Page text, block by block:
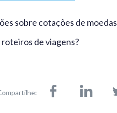
sobre cotações de moedas
de viagens?